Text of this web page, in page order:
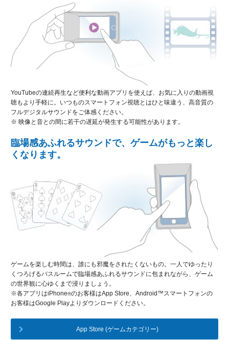
YouTubeの連続再生など便利な動画アプリを使えば、お気に入りの動画視
聴もより手軽に。いつものスマートフォン視聴とはひと味違う、高音質の
フルデジタルサウンドをご体感ください。
※ 映像と音との間に若干の遅延が発生する可能性があります。
臨場感あふれるサウンドで、ゲームがもっと楽し
くなります。
ゲームを楽しむ時間は、誰にも邪魔をされたくないもの。一人でゆったり
くつろげるバスルームで臨場感あふれるサウンドに包まれながら、ゲーム
の世界観に心ゆくまで浸りましょう。
※各アプリはiPhone®のお客様はApp Store、Android™スマートフォンの
お客様はGoogle Playよりダウンロードください。
App Store (ゲームカテゴリー)